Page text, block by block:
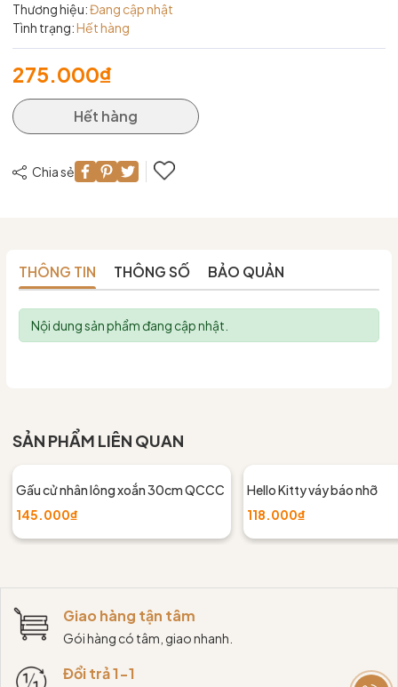
Thương hiệu:Đang cập nhật
Tình trạng:Hết hàng
275.000₫
Hết hàng
Chia sẻ
THÔNG TIN THÔNG SỐ BẢO QUẢN
Nội dung sản phẩm đang cập nhật.
SẢN PHẨM LIÊN QUAN
Gấu cử nhân lông xoắn 30cm QCCC
145.000₫
Hello Kitty váy báo nhỡ
118.000₫
Giao hàng tận tâm
Gói hàng có tâm, giao nhanh.
Đổi trả 1-1